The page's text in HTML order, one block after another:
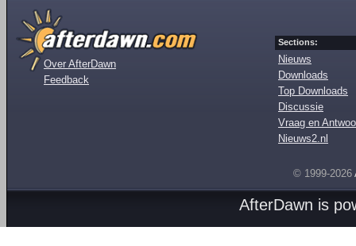
Over AfterDawn
Feedback
Sections:
Nieuws
Downloads
Top Downloads
Discussie
Vraag en
Nieuws2.nl
© 1999-2026
AfterDawn is